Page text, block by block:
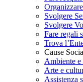
Svolgere
Svolgere
Fare regali
Trova
Cause
Ambiente e
Arte e
Assistenza